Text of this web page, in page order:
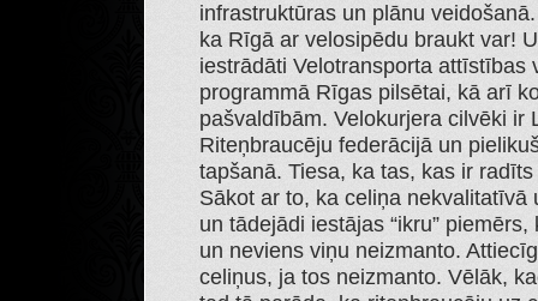
infrastruktūras un plānu
ka Rīgā ar velosipēdu braukt var!
iestrādāti Velotransporta attīstības
programmā Rīgas pilsētai, kā arī
pašvaldībām. Velokurjera cilvēki ir
Riteņbraucēju federācijā un
tapšanā. Tiesa, ka tas, kas ir
Sākot ar to, ka celiņa
un tādejādi iestājas “ikru”
un neviens viņu neizmanto.
celiņus, ja tos neizmanto. Vēlāk,